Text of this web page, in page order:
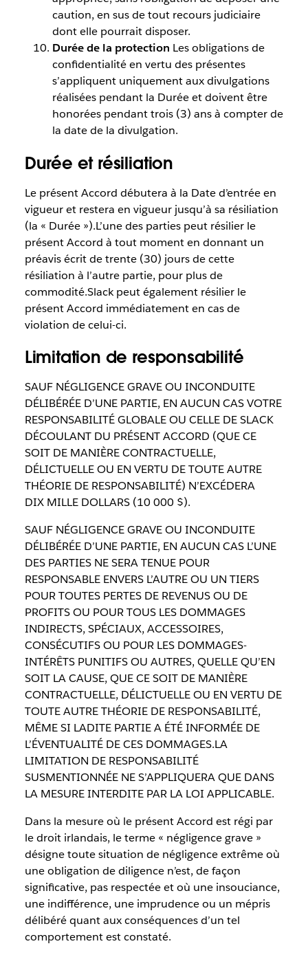
caution, en sus de tout recours judiciaire
dont elle pourrait disposer.
Durée de la protection Les obligations de
confidentialité en vertu des présentes
s’appliquent uniquement aux divulgations
réalisées pendant la Durée et doivent être
honorées pendant trois (3) ans à compter de
la date de la divulgation.
Durée et résiliation
Le présent Accord débutera à la Date d’entrée en
vigueur et restera en vigueur jusqu’à sa résiliation
(la « Durée »).L’une des parties peut résilier le
présent Accord à tout moment en donnant un
préavis écrit de trente (30) jours de cette
résiliation à l’autre partie, pour plus de
commodité.Slack peut également résilier le
présent Accord immédiatement en cas de
violation de celui-ci.
Limitation de responsabilité
SAUF NÉGLIGENCE GRAVE OU INCONDUITE
DÉLIBÉRÉE D’UNE PARTIE, EN AUCUN CAS VOTRE
RESPONSABILITÉ GLOBALE OU CELLE DE SLACK
DÉCOULANT DU PRÉSENT ACCORD (QUE CE
SOIT DE MANIÈRE CONTRACTUELLE,
DÉLICTUELLE OU EN VERTU DE TOUTE AUTRE
THÉORIE DE RESPONSABILITÉ) N’EXCÉDERA
DIX MILLE DOLLARS (10 000 $).
SAUF NÉGLIGENCE GRAVE OU INCONDUITE
DÉLIBÉRÉE D’UNE PARTIE, EN AUCUN CAS L’UNE
DES PARTIES NE SERA TENUE POUR
RESPONSABLE ENVERS L’AUTRE OU UN TIERS
POUR TOUTES PERTES DE REVENUS OU DE
PROFITS OU POUR TOUS LES DOMMAGES
INDIRECTS, SPÉCIAUX, ACCESSOIRES,
CONSÉCUTIFS OU POUR LES DOMMAGES-
INTÉRÊTS PUNITIFS OU AUTRES, QUELLE QU’EN
SOIT LA CAUSE, QUE CE SOIT DE MANIÈRE
CONTRACTUELLE, DÉLICTUELLE OU EN VERTU DE
TOUTE AUTRE THÉORIE DE RESPONSABILITÉ,
MÊME SI LADITE PARTIE A ÉTÉ INFORMÉE DE
L’ÉVENTUALITÉ DE CES DOMMAGES.LA
LIMITATION DE RESPONSABILITÉ
SUSMENTIONNÉE NE S’APPLIQUERA QUE DANS
LA MESURE INTERDITE PAR LA LOI APPLICABLE.
Dans la mesure où le présent Accord est régi par
le droit irlandais, le terme « négligence grave »
désigne toute situation de négligence extrême où
une obligation de diligence n’est, de façon
significative, pas respectée et où une insouciance,
une indifférence, une imprudence ou un mépris
délibéré quant aux conséquences d’un tel
comportement est constaté.